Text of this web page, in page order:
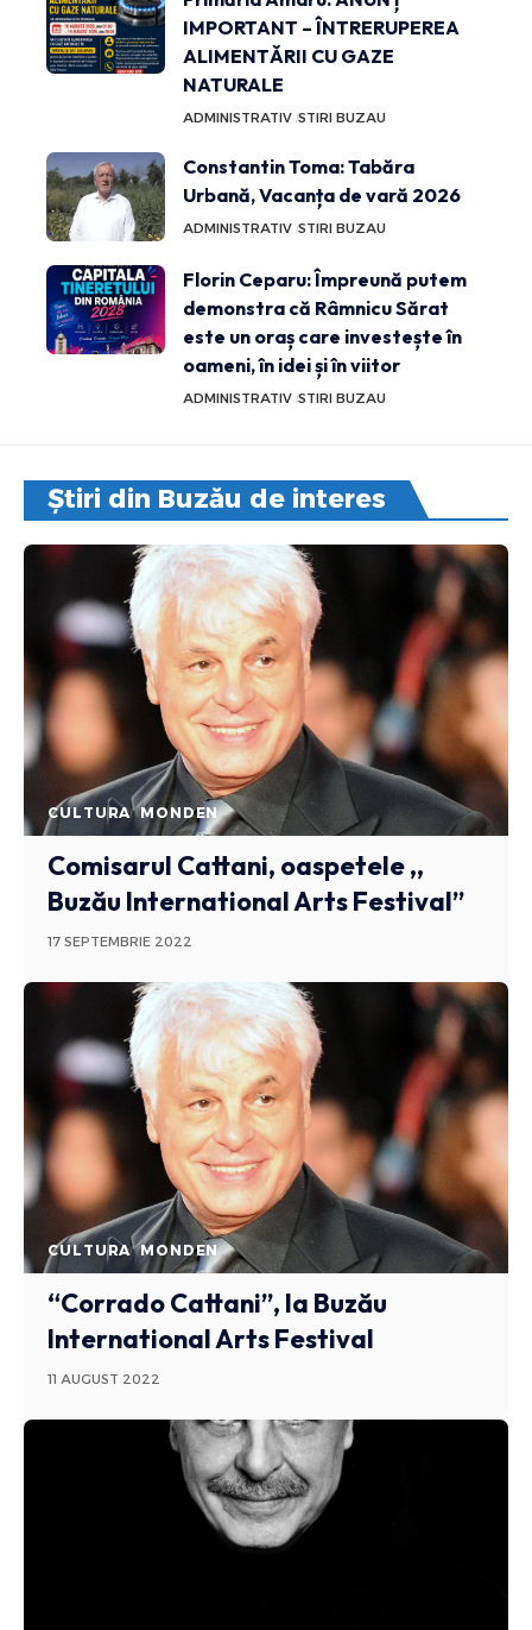
IMPORTANT – ÎNTRERUPEREA
ALIMENTĂRII CU GAZE
NATURALE
ADMINISTRATIV STIRI BUZAU
Constantin Toma: Tabăra
Urbană, Vacanța de vară 2026
ADMINISTRATIV STIRI BUZAU
Florin Ceparu: Împreună putem
demonstra că Râmnicu Sărat
este un oraș care investește în
oameni, în idei și în viitor
ADMINISTRATIV STIRI BUZAU
Știri din Buzău de interes
CULTURA MONDEN
Comisarul Cattani, oaspetele ,,
Buzău International Arts Festival”
17 SEPTEMBRIE 2022
CULTURA MONDEN
“Corrado Cattani”, la Buzău
International Arts Festival
11 AUGUST 2022